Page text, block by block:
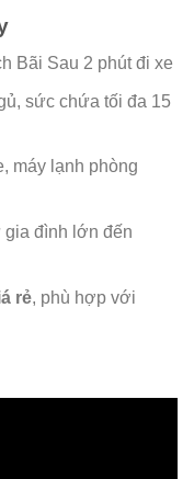
Bãi Sau 2 phút đi xe
sức chứa tối đa 15
máy lạnh phòng
gia đình lớn đến
rẻ, phù hợp với